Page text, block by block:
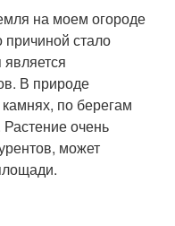
на моем огороде
причиной стало
В природе
по берегам
очень
может